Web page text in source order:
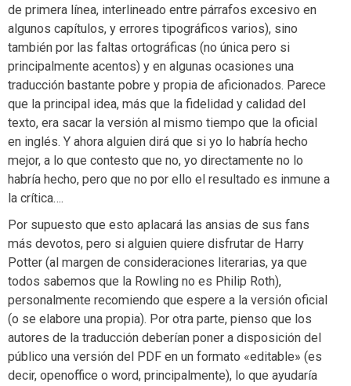
de primera línea, interlineado entre párrafos excesivo en
algunos capítulos, y errores tipográficos varios), sino
también por las faltas ortográficas (no única pero si
principalmente acentos) y en algunas ocasiones una
traducción bastante pobre y propia de aficionados. Parece
que la principal idea, más que la fidelidad y calidad del
texto, era sacar la versión al mismo tiempo que la oficial
en inglés. Y ahora alguien dirá que si yo lo habría hecho
mejor, a lo que contesto que no, yo directamente no lo
habría hecho, pero que no por ello el resultado es inmune a
la crítica….
Por supuesto que esto aplacará las ansias de sus fans
más devotos, pero si alguien quiere disfrutar de Harry
Potter (al margen de consideraciones literarias, ya que
todos sabemos que la Rowling no es Philip Roth),
personalmente recomiendo que espere a la versión oficial
(o se elabore una propia). Por otra parte, pienso que los
autores de la traducción deberían poner a disposición del
público una versión del PDF en un formato «editable» (es
decir, openoffice o word, principalmente), lo que ayudaría